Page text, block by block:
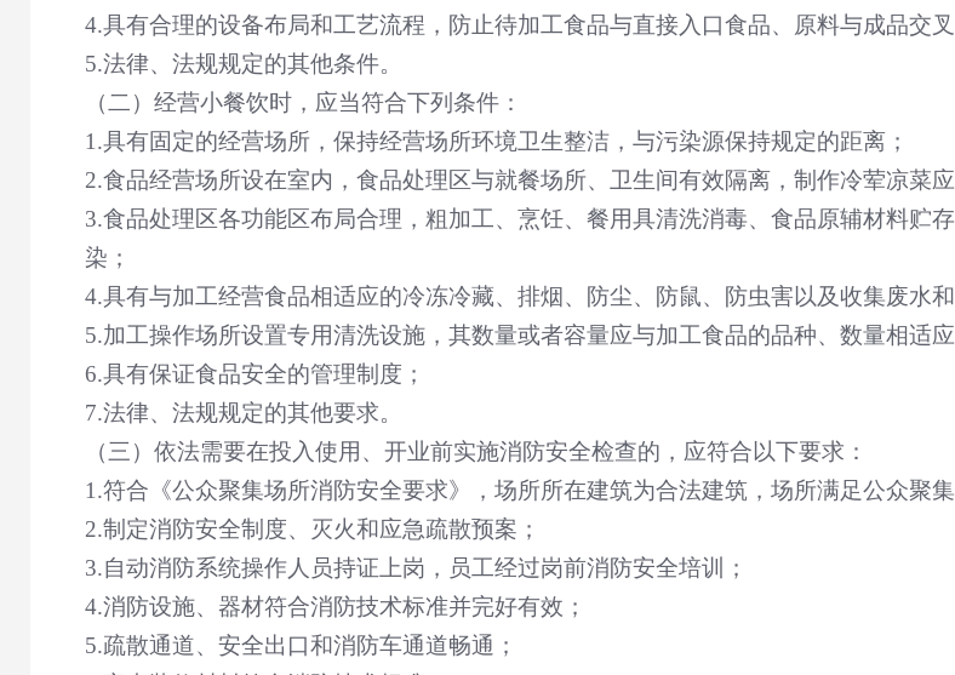
4.具有合理的设备布局和工艺流程，防止待加工食品与直接入口食品、原料与成品交
5.法律、法规规定的其他条件。
（二）经营小餐饮时，应当符合下列条件：
1.具有固定的经营场所，保持经营场所环境卫生整洁，与污染源保持规定的距离；
2.食品经营场所设在室内，食品处理区与就餐场所、卫生间有效隔离，制作冷荤凉菜
3.食品处理区各功能区布局合理，粗加工、烹饪、餐用具清洗消毒、食品原辅材料贮
染；
4.具有与加工经营食品相适应的冷冻冷藏、排烟、防尘、防鼠、防虫害以及收集废水
5.加工操作场所设置专用清洗设施，其数量或者容量应与加工食品的品种、数量相适应
6.具有保证食品安全的管理制度；
7.法律、法规规定的其他要求。
（三）依法需要在投入使用、开业前实施消防安全检查的，应符合以下要求：
1.符合《公众聚集场所消防安全要求》，场所所在建筑为合法建筑，场所满足公众聚
2.制定消防安全制度、灭火和应急疏散预案；
3.自动消防系统操作人员持证上岗，员工经过岗前消防安全培训；
4.消防设施、器材符合消防技术标准并完好有效；
5.疏散通道、安全出口和消防车通道畅通；